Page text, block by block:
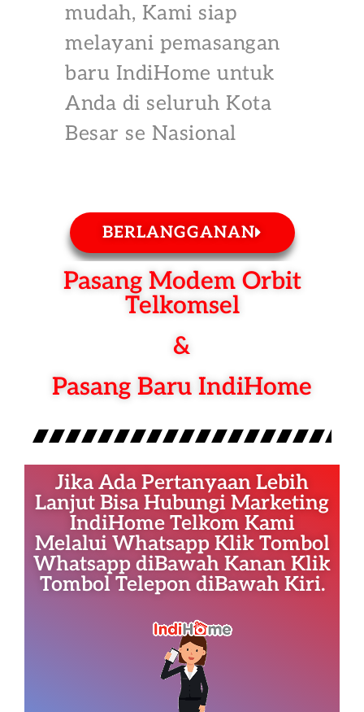
mudah, Kami siap
melayani pemasangan
baru IndiHome untuk
Anda di seluruh Kota
Besar se Nasional
BERLANGGANAN
Pasang Modem Orbit
Telkomsel
&
Pasang Baru IndiHome
Jika Ada Pertanyaan Lebih
Lanjut Bisa Hubungi Marketing
IndiHome Telkom Kami
Melalui Whatsapp Klik Tombol
Whatsapp diBawah Kanan Klik
Tombol Telepon diBawah Kiri.